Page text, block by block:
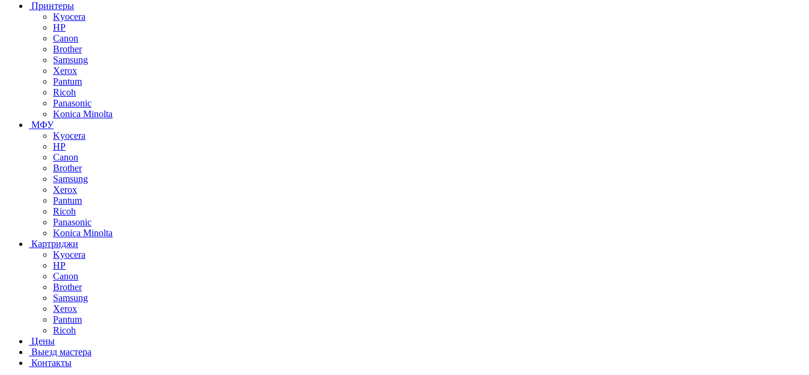
Принтеры
Kyocera
HP
Canon
Brother
Samsung
Xerox
Pantum
Ricoh
Panasonic
Konica Minolta
МФУ
Kyocera
HP
Canon
Brother
Samsung
Xerox
Pantum
Ricoh
Panasonic
Konica Minolta
Картриджи
Kyocera
HP
Canon
Brother
Samsung
Xerox
Pantum
Ricoh
Цены
Выезд мастера
Контакты